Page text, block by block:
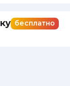
бесплатно